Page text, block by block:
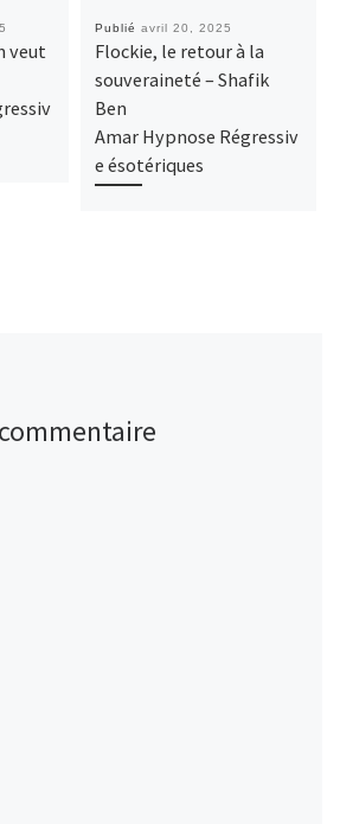
veut
Publié avril 20, 2025
Flockie, le retour à la
souveraineté – Shafik
Ben
Amar Hypnose Régressiv
e ésotériques